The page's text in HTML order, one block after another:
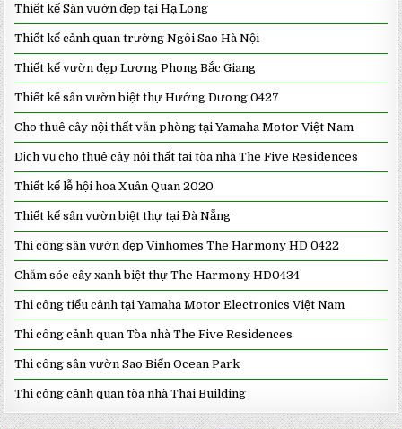
Thiết kế Sân vườn đẹp tại Hạ Long
Thiết kế cảnh quan trường Ngôi Sao Hà Nội
Thiết kế vườn đẹp Lương Phong Bắc Giang
Thiết kế sân vườn biệt thự Hướng Dương 0427
Cho thuê cây nội thất văn phòng tại Yamaha Motor Việt Nam
Dịch vụ cho thuê cây nội thất tại tòa nhà The Five Residences
Thiết kế lễ hội hoa Xuân Quan 2020
Thiết kế sân vườn biệt thự tại Đà Nẵng
Thi công sân vườn đẹp Vinhomes The Harmony HD 0422
Chăm sóc cây xanh biệt thự The Harmony HD0434
Thi công tiểu cảnh tại Yamaha Motor Electronics Việt Nam
Thi công cảnh quan Tòa nhà The Five Residences
Thi công sân vườn Sao Biển Ocean Park
Thi công cảnh quan tòa nhà Thai Building